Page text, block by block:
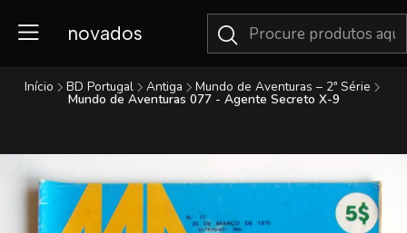
novados
Início BD Portugal Antiga Mundo de Aventuras – 2ª Série
Mundo de Aventuras 077 - Agente Secreto X-9